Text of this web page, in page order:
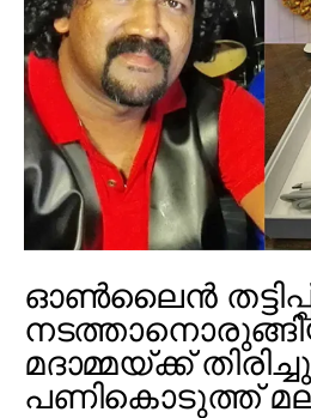
ഓൺലൈൻ
മദാമ്മയ്ക്ക് തിരിച്ചു
പണികൊടുത്ത്